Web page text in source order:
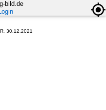
bild.de
30.12.2021